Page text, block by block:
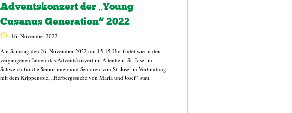
Adventskonzert der „Young
Cusanus Generation“ 2022
16. November 2022
Am Samstag den 26. November 2022 um 15:15 Uhr findet wie in den
vergangenen Jahren das Adventskonzert im Altenheim St. Josef in
Schweich für die Seniorinnen und Senioren von St. Josef in Verbindung
mit dem Krippenspiel „Herbergssuche von Maria und Josef“ statt.